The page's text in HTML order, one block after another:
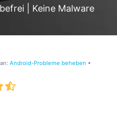
| Keine Malware
Android-Probleme beheben •